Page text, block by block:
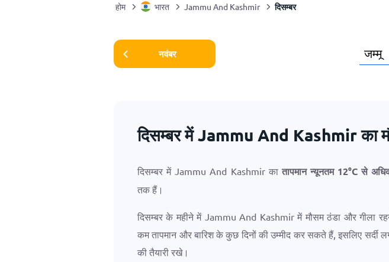
होम भारत Jammu And Kashmir दिसम्बर
नवंबर
दिसम्बर में Jammu And Kashmir का
दिसम्बर में Jammu And Kashmir कातापमान न्यूनतम 12°C से
तक हैं।
दिसम्बर के महीने में Jammu And Kashmir में मौसम ठंडा और गीला
कम तापमान और बारिश के कुछ दिनों की उम्मीद कर सकते हैं, इसलिए सर्दी
की तैयारी रखे।